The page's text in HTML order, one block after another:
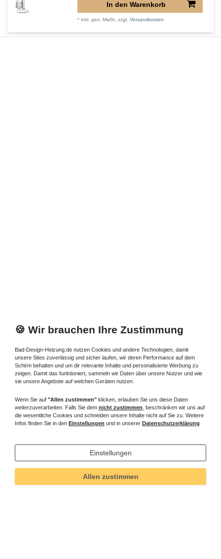
In den Warenkorb
*inkl. ges. MwSt. zzgl.Versandkosten
🍪 Wir brauchen Ihre Zustimmung
Bad-Design-Heizung.de nutzen Cookies und andere Technologien, damit
unsere Sites zuverlässig und sicher laufen, wir deren Performance auf dem
Schirm behalten und um dir relevante Inhalte und personalisierte Werbung zu
zeigen. Damit das funktioniert, sammeln wir Daten über unsere Nutzer und wie
sie unsere Angebote auf welchen Geräten nutzen.
Wenn Sie auf "Allen zustimmen" klicken, erlauben Sie uns diese Daten
weiterzuverarbeiten. Falls Sie dem nicht zustimmen , beschränken wir uns auf
die wesentliche Cookies und schneiden unsere Inhalte nicht auf Sie zu. Weitere
Infos finden Sie in den Einstellungen und in unserer Datenschutzerklärung
Einstellungen
Allen zustimmen